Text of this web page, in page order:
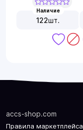
Наличие
122шт.
accs-shop.com
Правила маркетплейса